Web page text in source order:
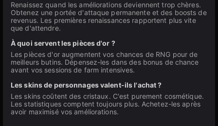
Renaissez quand les améliorations deviennent trop chères.
Obtenez une portée d'attaque permanente et des boosts de
revenus. Les premières renaissances rapportent plus vite
que d'attendre.
À quoi servent les pièces d'or ?
Les pièces d'or augmentent vos chances de RNG pour de
meilleurs butins. Dépensez-les dans des bonus de chance
avant vos sessions de farm intensives.
Les skins de personnages valent-ils l'achat ?
Les skins coûtent des cristaux. C'est purement cosmétique.
Les statistiques comptent toujours plus. Achetez-les après
avoir maximisé vos améliorations.